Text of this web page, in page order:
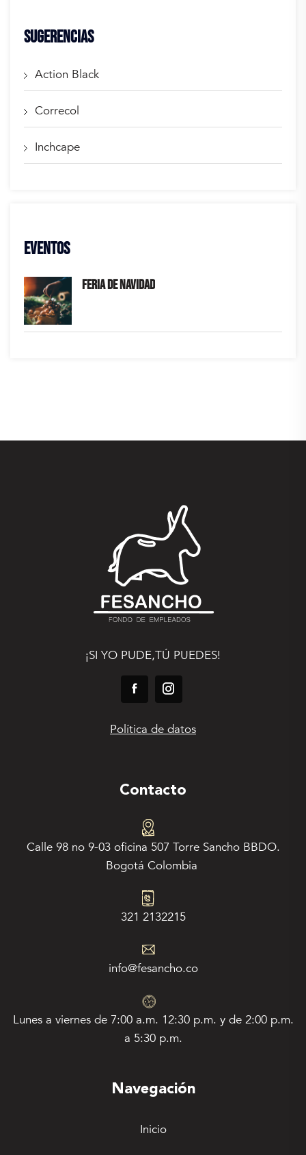
SUGERENCIAS
Action Black
Correcol
Inchcape
EVENTOS
FERIA DE NAVIDAD
¡SI YO PUDE,TÚ PUEDES!
Política de datos
Contacto
Calle 98 no 9-03 oficina 507 Torre Sancho BBDO.
Bogotá Colombia
321 2132215
info@fesancho.co
Lunes a viernes de 7:00 a.m. 12:30 p.m. y de 2:00 p.m.
a 5:30 p.m.
Navegación
Inicio